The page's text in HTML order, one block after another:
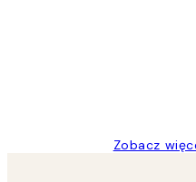
Zobacz